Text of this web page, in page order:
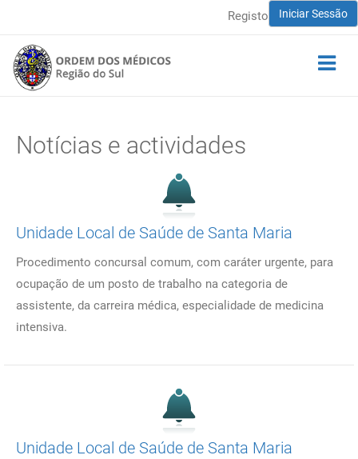
Iniciar Sessão
Registo
Notícias e actividades
Unidade Local de Saúde de Santa Maria
Procedimento concursal comum, com caráter urgente, para
ocupação de um posto de trabalho na categoria de
assistente, da carreira médica, especialidade de medicina
intensiva.
Unidade Local de Saúde de Santa Maria